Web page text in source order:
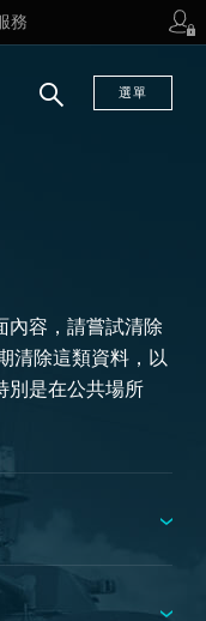
務
選單
內容，請嘗試清除
清除這類資料，以
別是在公共場所